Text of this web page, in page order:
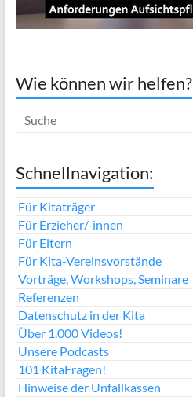
Wie können wir helfen?
Schnellnavigation:
Für Kitaträger
Für Erzieher/-innen
Für Eltern
Für Kita-Vereinsvorstände
Vorträge, Workshops, Seminare
Referenzen
Datenschutz in der Kita
Über 1.000 Videos!
Unsere Podcasts
101 KitaFragen!
Hinweise der Unfallkassen